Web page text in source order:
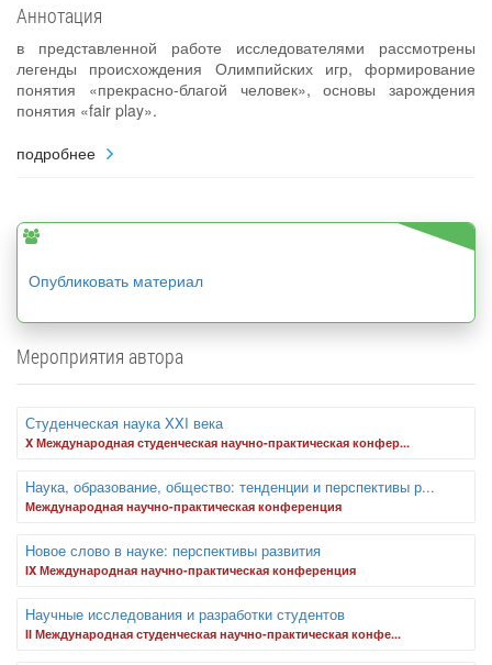
Аннотация
в представленной работе исследователями рассмотрены
легенды происхождения Олимпийских игр, формирование
понятия «прекрасно-благой человек», основы зарождения
понятия «fair play».
подробнее
Опубликовать материал
Мероприятия автора
Студенческая наука XXI века
X Международная студенческая научно-практическая конфер...
Наука, образование, общество: тенденции и перспективы р...
Международная научно-практическая конференция
Новое слово в науке: перспективы развития
IX Международная научно-практическая конференция
Научные исследования и разработки студентов
II Международная студенческая научно-практическая конфе...